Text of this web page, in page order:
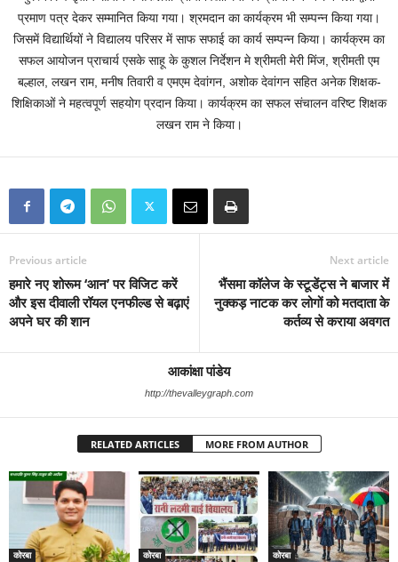
प्रमाण पत्र देकर सम्मानित किया गया। श्रमदान का कार्यक्रम भी सम्पन्न किया गया।
जिसमें विद्यार्थियों ने विद्यालय परिसर में साफ सफाई का कार्य सम्पन्न किया। कार्यक्रम का
सफल आयोजन प्राचार्य एसके साहू के कुशल निर्देशन मे श्रीमती मेरी मिंज, श्रीमती एम
बल्हाल, लखन राम, मनीष तिवारी व एमएम देवांगन, अशोक देवांगन सहित अनेक शिक्षक-
शिक्षिकाओं ने महत्वपूर्ण सहयोग प्रदान किया। कार्यक्रम का सफल संचालन वरिष्ट शिक्षक
लखन राम ने किया।
Previous article
हमारे नए शोरूम ‘आन’ पर विजिट करें
और इस दीवाली रॉयल एनफील्ड से बढ़ाएं
अपने घर की शान
Next article
भैंसमा कॉलेज के स्टूडेंट्स ने बाजार में
नुक्कड़ नाटक कर लोगों को मतदाता के
कर्तव्य से कराया अवगत
आकांक्षा पांडेय
http://thevalleygraph.com
RELATED ARTICLES MORE FROM AUTHOR
कोरबा कोरबा कोरबा